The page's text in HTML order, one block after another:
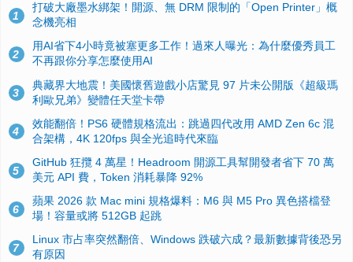
1
打破大廠墨水綁架！開源、無 DRM 限制的「Open Printer」概
念機亮相
2
用AI省下4小時竟被塞更多工作！過來人曝光：為什麼優秀員工
不再跟你分享怎麼使用AI
3
典藏界大地震！美國懷舊遊戲小店驚見 97 片未公開版《超級瑪
利歐兄弟》變體任天堂卡帶
4
效能翻倍！PS6 硬體規格流出：跳過四代改用 AMD Zen 6c 混
合架構，4K 120fps 與全光追時代來臨
5
GitHub 狂攬 4 萬星！Headroom 開源工具幫開發者省下 70 萬
美元 API 費，Token 消耗暴降 92%
6
蘋果 2026 款 Mac mini 規格爆料：M6 與 M5 Pro 異色搭檔登
場！容量或將 512GB 起跳
7
Linux 市占率突然翻倍、Windows 跌破六成？最新數據背後恐另
有原因